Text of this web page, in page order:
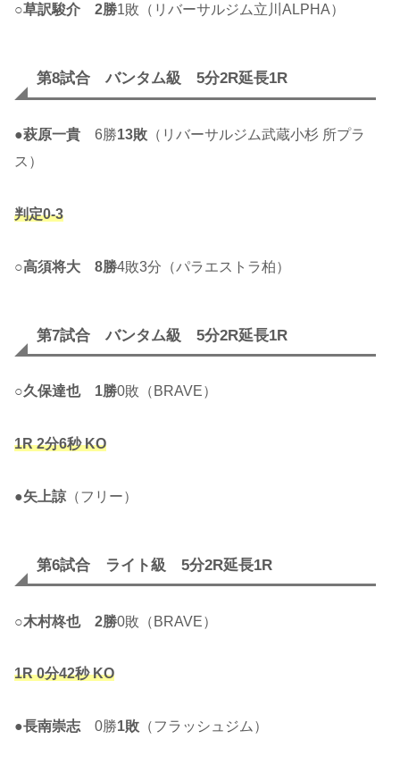
○草訳駿介 2勝1敗（リバーサルジム立川ALPHA）
第8試合 バンタム級 5分2R延長1R
●萩原一貴 6勝13敗 （リバーサルジム武蔵小杉 所プラ
ス）
判定0-3
○高須将大 8勝4敗3分（パラエストラ柏）
第7試合 バンタム級 5分2R延長1R
○久保達也 1勝0敗（BRAVE）
1R 2分6秒 KO
●矢上諒 （フリー）
第6試合 ライト級 5分2R延長1R
○木村柊也 2勝0敗（BRAVE）
1R 0分42秒 KO
●長南崇志 0勝1敗 （フラッシュジム）